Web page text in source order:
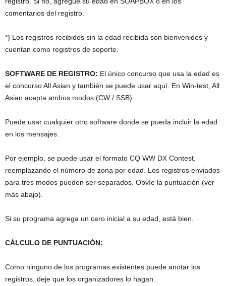
comentarios del registro.
*) Los registros recibidos sin la edad recibida son bienvenidos y
cuentan como registros de soporte.
SOFTWARE DE REGISTRO: El único concurso que usa la edad es
el concurso All Asian y también se puede usar aquí. En Win-test, All
Asian acepta ambos modos (CW / SSB)
Puede usar cualquier otro software donde se pueda incluir la edad
en los mensajes.
Por ejemplo, se puede usar el formato CQ WW DX Contest,
reemplazando el número de zona por edad. Los registros enviados
para tres modos pueden ser separados. Obvíe la puntuación (ver
más abajo).
Si su programa agrega un cero inicial a su edad, está bien.
CÁLCULO DE PUNTUACIÓN:
Como ninguno de los programas existentes puede anotar los
registros, deje que los organizadores lo hagan.